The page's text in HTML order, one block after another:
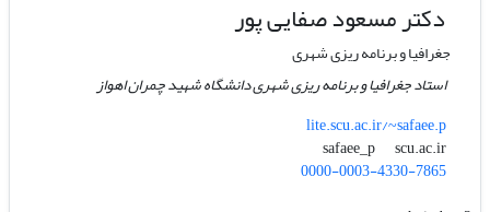
دکتر مسعود صفایی پور
جغرافیا و برنامه ریزی شهری
استاد جغرافیا و برنامه ریزی شهری دانشگاه شهید چمران اهواز
lite.scu.ac.ir/~safaee.p
safaee_p
scu.ac.ir
0000-0003-4330-7865